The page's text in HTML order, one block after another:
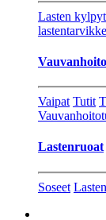
Lasten
Vauvanhoito
Vaipat Tutit
Lastenruoat
Soseet